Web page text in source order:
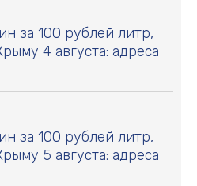
за 100 рублей литр,
4 августа: адреса
за 100 рублей литр,
5 августа: адреса